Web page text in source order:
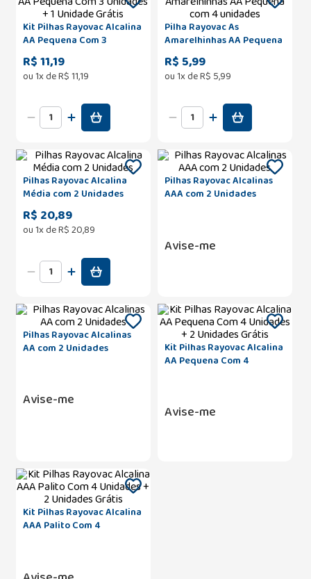
Kit Pilhas Rayovac Alcalina
AA Pequena Com 3
Unidades + 1 Unidade
Grátis
R$ 11,19
ou1x deR$11,19
Pilha Rayovac As
Amarelhinhas AA Pequena
com 4 unidades
R$ 5,99
ou1x deR$ 5,99
Pilhas Rayovac Alcalina
Média com 2 Unidades
R$ 20,89
ou1x deR$20,89
Pilhas Rayovac Alcalinas
AAA com 2 Unidades
Avise-me
Pilhas Rayovac Alcalinas
AA com 2 Unidades
Avise-me
Kit Pilhas Rayovac Alcalina
AA Pequena Com 4
Avise-me
Kit Pilhas Rayovac Alcalina
AAA Palito Com 4